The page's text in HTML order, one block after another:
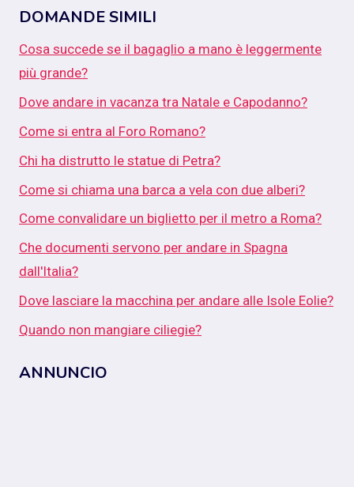
DOMANDE SIMILI
Cosa succede se il bagaglio a mano è leggermente
più grande?
Dove andare in vacanza tra Natale e Capodanno?
Come si entra al Foro Romano?
Chi ha distrutto le statue di Petra?
Come si chiama una barca a vela con due alberi?
Come convalidare un biglietto per il metro a Roma?
Che documenti servono per andare in Spagna
dall'Italia?
Dove lasciare la macchina per andare alle Isole Eolie?
Quando non mangiare ciliegie?
ANNUNCIO